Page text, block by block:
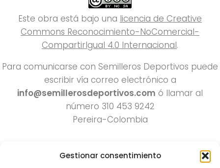
Gestionar consentimiento
Este obra está bajo una licencia de Creative
Commons Reconocimiento-NoComercial-
CompartirIgual 4.0 Internacional.
Para comunicarse con Semilleros Deportivos puede
escribir vía correo electrónico a
info@semillerosdeportivos.com ó llamar al
número 310 453 9242
Pereira-Colombia